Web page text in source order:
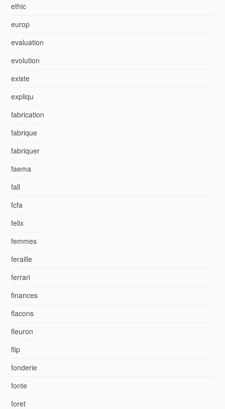
ethic
europ
evaluation
evolution
existe
expliqu
fabrication
fabrique
fabriquer
faema
fall
fcfa
felix
femmes
feraille
ferrari
finances
flacons
fleuron
flip
fonderie
fonte
foret